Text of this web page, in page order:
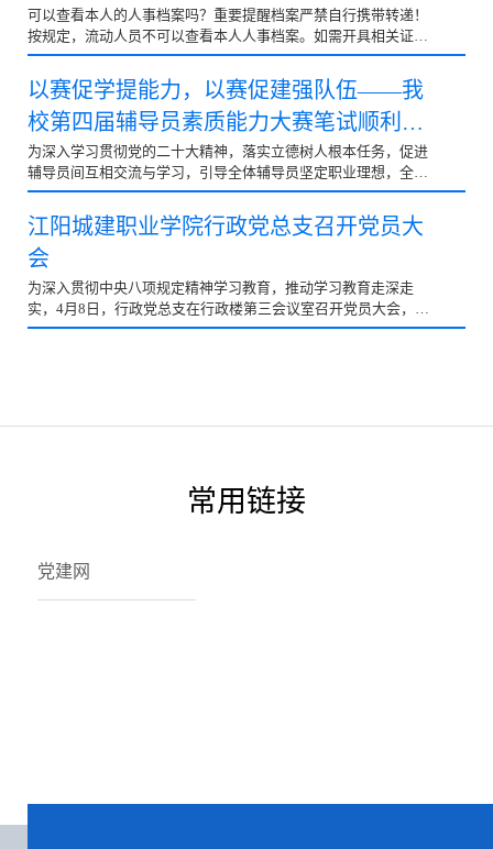
△推进会现场政策解读：锚定目标压实责任△学校党委副书记、
学生工作部部长徐世银徐世银副书记首先传达学习《教育部办公
厅关于开展2025届高校毕业生就业“百日冲刺”行动的通知》文件
精神；其次对下一步工作做安排，强调当前就业工作的严峻形势
与政治责任，严守教育部“四不准”“三不得”要求，压紧压实工作
责任，聚焦困难群体就业
可以查看本人的人事档案吗？重要提醒档案严禁自行携带转递！
按规定，流动人员不可以查看本人人事档案。如需开具相关证
明，可向存档机构提出申请，由工作人员查阅后办理相关服务怎
样查询档案存在哪里？可以登录全国人社政务服务平台
（http://zwfw.mohrss.gov.cn）并注册在“跨省流动人员人事档案管
理服务”专栏进行查询目前，该平台支持档案基础信息数据已被
上传至平台的流动人员在线查询存档情况或者致电就业地、户籍
地流动人员人事档案管理服务机构进行查询机构凯发k8旗舰厅
app下载的联系方式可在上述平台查询人社部在门户网站发布了
丨档案管理服务机构信息
以赛促学提能力，以赛促建强队伍——我
校第四届辅导员素质能力大赛笔试顺利举
行
为深入学习贯彻党的二十大精神，落实立德树人根本任务，促进
辅导员间互相交流与学习，引导全体辅导员坚定职业理想，全面
提升我校辅导员职业能力和专业素养。4月28日下午，我校在第
三教学楼218教室，举办了第四届辅导员综合素质能力大赛笔
试。全校专职辅导员同台“应考”，以扎实的理论功底、专业的职
业素养和对学生工作的深刻理解，书写新时代高校辅导员的育人
初心与使命担当。本次笔试紧扣新时代高校思想政治工作要求，
内容涵盖思想政治教育理论、党的创新理论、心理健康教育、危
机事件应对、学生管理政策、班级学生基本信息等方面，全面考
江阳城建职业学院行政党总支召开党员大
会
为深入贯彻中央八项规定精神学习教育，推动学习教育走深走
实，4月8日，行政党总支在行政楼第三会议室召开党员大会，传
达学习中央、省委教育工委及学校深入贯彻中央八项规定学习教
育，持续加固中央八项规定堤坝，为推动部门持续
常用链接
党建网